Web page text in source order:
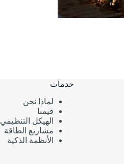
خدمات
لماذا نحن
قيمنا
الهيكل التنظيمي
مشاريع الطاقة
الأنظمة الذكية